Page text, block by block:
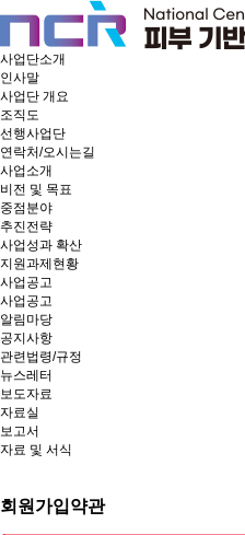
사업단소개
인사말
사업단 개요
조직도
선행사업단
연락처/오시는길
사업소개
비전 및 목표
중점분야
추진전략
사업성과 확산
지원과제현황
사업공고
사업공고
알림마당
공지사항
관련법령/규정
뉴스레터
보도자료
자료실
보고서
자료 및 서식
회원가입약관